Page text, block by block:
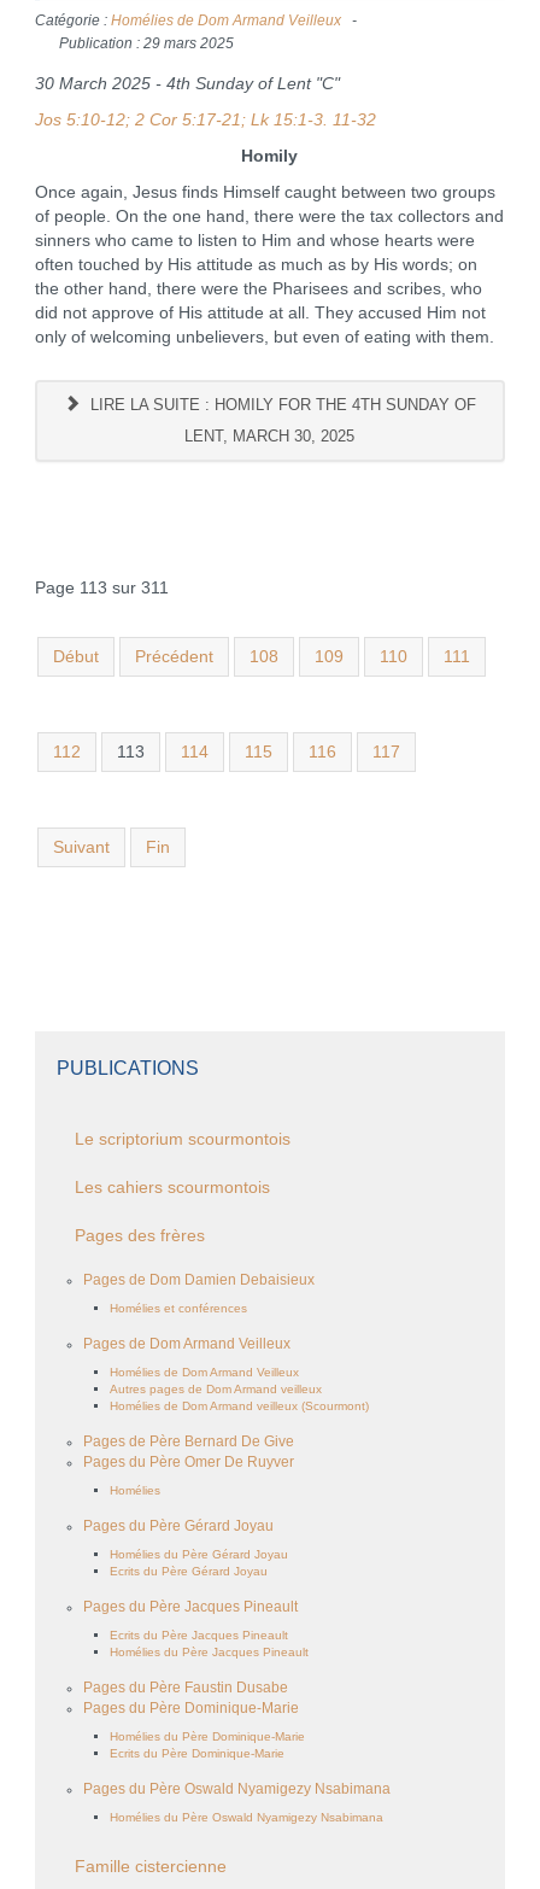
Catégorie : Homélies de Dom Armand Veilleux
Publication : 29 mars 2025
30 March 2025 - 4th Sunday of Lent "C"
Jos 5:10-12; 2 Cor 5:17-21; Lk 15:1-3. 11-32
Homily
Once again, Jesus finds Himself caught between two groups
of people. On the one hand, there were the tax collectors and
sinners who came to listen to Him and whose hearts were
often touched by His attitude as much as by His words; on
the other hand, there were the Pharisees and scribes, who
did not approve of His attitude at all. They accused Him not
only of welcoming unbelievers, but even of eating with them.
LIRE LA SUITE : HOMILY FOR THE 4TH SUNDAY OF
LENT, MARCH 30, 2025
Page 113 sur 311
Début Précédent 108 109 110 111
112 113 114 115 116 117
Suivant Fin
PUBLICATIONS
Le scriptorium scourmontois
Les cahiers scourmontois
Pages des frères
Pages de Dom Damien Debaisieux
Homélies et conférences
Pages de Dom Armand Veilleux
Homélies de Dom Armand Veilleux
Autres pages de Dom Armand veilleux
Homélies de Dom Armand veilleux (Scourmont)
Pages de Père Bernard De Give
Pages du Père Omer De Ruyver
Homélies
Pages du Père Gérard Joyau
Homélies du Père Gérard Joyau
Ecrits du Père Gérard Joyau
Pages du Père Jacques Pineault
Ecrits du Père Jacques Pineault
Homélies du Père Jacques Pineault
Pages du Père Faustin Dusabe
Pages du Père Dominique-Marie
Homélies du Père Dominique-Marie
Ecrits du Père Dominique-Marie
Pages du Père Oswald Nyamigezy Nsabimana
Homélies du Père Oswald Nyamigezy Nsabimana
Famille cistercienne